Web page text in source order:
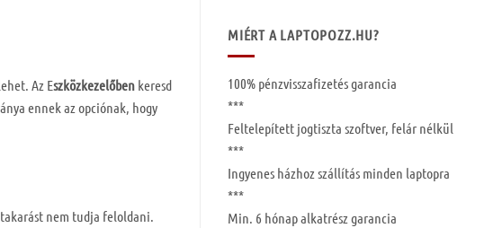
Az Eszközkezelőbenkeresd
ennek az opciónak, hogy
nem tudja feloldani.
MIÉRT A LAPTOPOZZ.HU?
100% pénzvisszafizetés garancia
***
Feltelepített jogtiszta szoftver, felár nélkül
***
Ingyenes házhoz szállítás minden laptopra
***
Min. 6 hónapalkatrész garancia